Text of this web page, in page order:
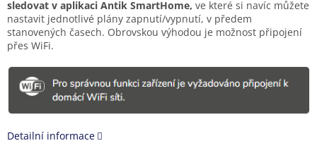
sledovat v aplikaci Antik SmartHome, ve které si navíc můžete
nastavit jednotlivé plány zapnutí/vypnutí, v předem
stanovených časech. Obrovskou výhodou je možnost připojení
přes WiFi.
Detailní informace